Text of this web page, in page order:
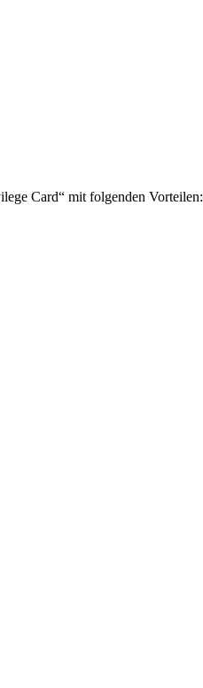
Card“ mit folgenden Vorteilen: